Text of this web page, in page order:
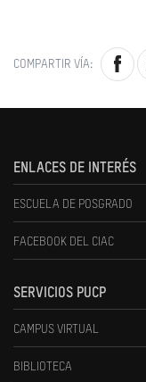
COMPARTIR VÍA:
ENLACES DE INTERÉS
ESCUELA DE POSGRADO
FACEBOOK DEL CIAC
SERVICIOS PUCP
CAMPUS VIRTUAL
BIBLIOTECA